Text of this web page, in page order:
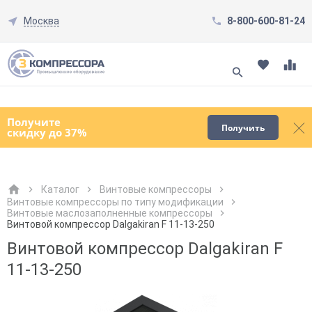
Москва 8-800-600-81-24
Получите
скидку до 37% Получить
Смотреть все товары
Каталог
Винтовые компрессоры
Винтовые компрессоры по типу модификации
Винтовые маслозаполненные компрессоры
Винтовой компрессор Dalgakiran F 11-13-250
Винтовой компрессор Dalgakiran F
11-13-250
Как к Вам обращаться?
Телефон
Как к Вам обращаться?
Телефон
Город доставки
Как к Вам обращаться?
Как к Вам обращаться?
Телефон